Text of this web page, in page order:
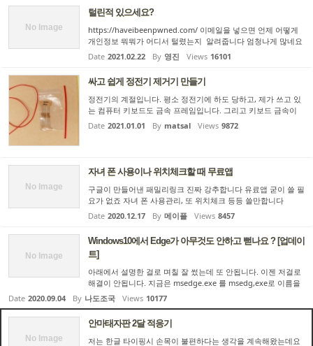
No Image
털린적 있으세요?
https://haveibeenpwned.com/ 이메일을 넣으면 언제 어떻게
개인정보 뭐뭐가 어디서 털렸는지 알려줍니다 엄청나게 많네요
ㅠㅠ
Date 2021.02.22 By 영진 Views 16101
싸고 쉽게 정전기 제거기 만들기
정전기의 계절입니다. 평소 정전기에 하도 당하고, 제가 쓰고 있
는 컴퓨터 키보드도 금속 프레임입니다. 그리고 키보드 금속이
컴퓨터와 접지가 연결되어 있는지, 정전기에 당할 때마다 모니터
가 깜빡거려서 이러다가 정전기로 하드가 손상을 입는 것이 무섭
Date 2021.01.01 By matsal Views 9872
No Image
자녀 폰 사용이나 위치체크할 때 무료앱
구글이 만들어낸 패밀리링크 진짜 강추합니다 유료앱 굳이 쓸 필
요가 없죠 자녀 폰 사용관리, 또 위치체크 등등 쓸만합니다
Date 2020.12.17 By 메이플 Views 8457
No Image
Windows10에서 Edge가 아무것도 안하고 뻗나요 ? [업데이
트]
아래에서 설명한 걸로 며칠 잘 썼는데 또 안됩니다. 이젠 저걸로
해결이 안됩니다. 지금은 msedge.exe 를 msedg,exe로 이름을
바꿔서 사용하고 있습니다. 화만 납니다. edge 당장 갈아엎어야
하는데 묶인게 많아서 울며 겨자먹기로 씁니다. Windows와 Ed
Date 2020.09.04 By 나도조국 Views 10177
No Image
안마태자판 2달 적응기
저는 한글 타이핑시 손목이 불편하다는 생각을 계속해왔는데요